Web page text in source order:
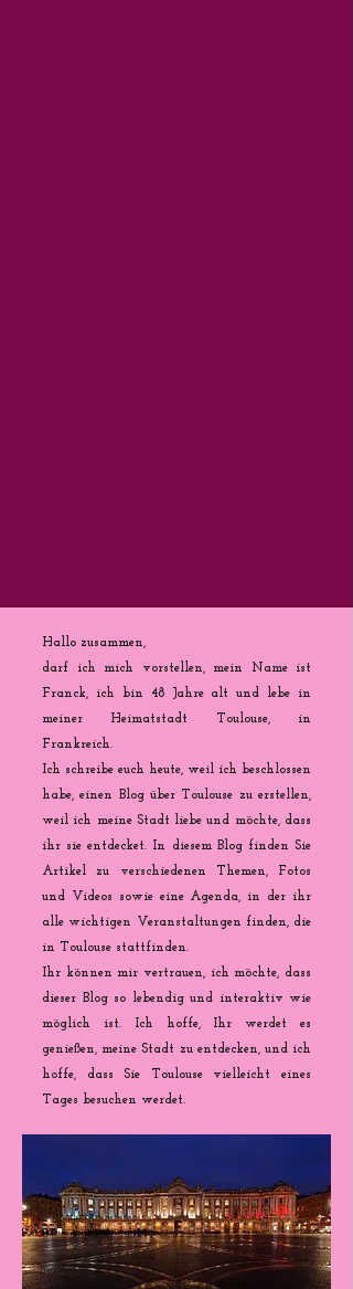
Hallo zusammen,
darf ich mich vorstellen, mein Name ist
Franck, ich bin 48 Jahre alt und lebe in
meiner Heimatstadt Toulouse, in
Frankreich.
Ich schreibe euch heute, weil ich beschlossen
habe, einen Blog über Toulouse zu erstellen,
weil ich meine Stadt liebe und möchte, dass
ihr sie entdecket. In diesem Blog finden Sie
Artikel zu verschiedenen Themen, Fotos
und Videos sowie eine Agenda, in der ihr
alle wichtigen Veranstaltungen finden, die
in Toulouse stattfinden.
Ihr können mir vertrauen, ich möchte, dass
dieser Blog so lebendig und interaktiv wie
möglich ist. Ich hoffe, Ihr werdet es
genießen, meine Stadt zu entdecken, und ich
hoffe, dass Sie Toulouse vielleicht eines
Tages besuchen werdet.